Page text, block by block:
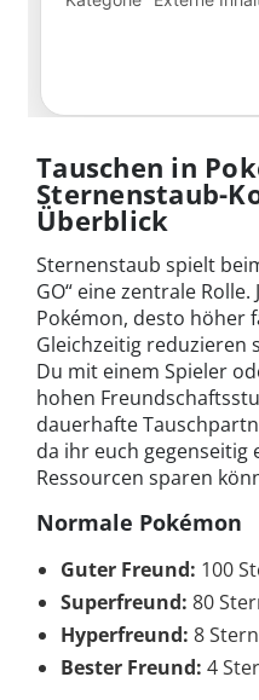
Tauschen in
Sternenstaub-
Überblick
Sternenstaub spielt
GO“ eine zentrale
Pokémon, desto höher
Gleichzeitig reduzieren
Du mit einem Spieler
hohen
dauerhafte
da ihr euch gegenseitig
Ressourcen sparen
Normale Pokémon
Guter Freund: 100
Superfreund: 80
Hyperfreund: 8
Bester Freund: 4